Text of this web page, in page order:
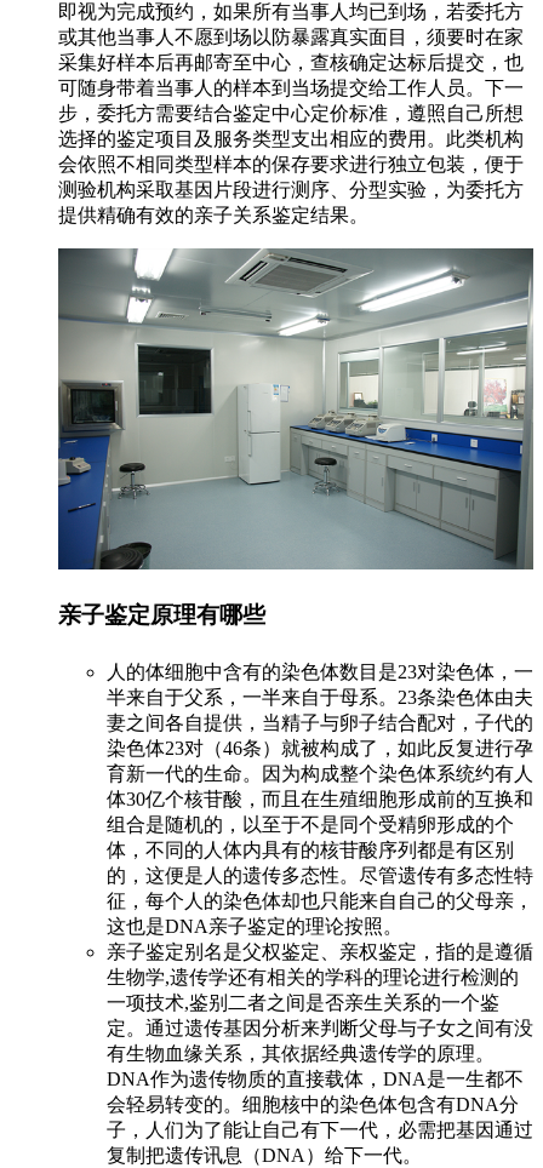
即视为完成预约，如果所有当事人均已到场，若委托方
或其他当事人不愿到场以防暴露真实面目，须要时在家
采集好样本后再邮寄至中心，查核确定达标后提交，也
可随身带着当事人的样本到当场提交给工作人员。下一
步，委托方需要结合鉴定中心定价标准，遵照自己所想
选择的鉴定项目及服务类型支出相应的费用。此类机构
会依照不相同类型样本的保存要求进行独立包装，便于
测验机构采取基因片段进行测序、分型实验，为委托方
提供精确有效的亲子关系鉴定结果。
亲子鉴定原理有哪些
人的体细胞中含有的染色体数目是23对染色体，一
半来自于父系，一半来自于母系。23条染色体由夫
妻之间各自提供，当精子与卵子结合配对，子代的
染色体23对（46条）就被构成了，如此反复进行孕
育新一代的生命。因为构成整个染色体系统约有人
体30亿个核苷酸，而且在生殖细胞形成前的互换和
组合是随机的，以至于不是同个受精卵形成的个
体，不同的人体内具有的核苷酸序列都是有区别
的，这便是人的遗传多态性。尽管遗传有多态性特
征，每个人的染色体却也只能来自自己的父母亲，
这也是DNA亲子鉴定的理论按照。
亲子鉴定别名是父权鉴定、亲权鉴定，指的是遵循
生物学,遗传学还有相关的学科的理论进行检测的
一项技术,鉴别二者之间是否亲生关系的一个鉴
定。通过遗传基因分析来判断父母与子女之间有没
有生物血缘关系，其依据经典遗传学的原理。
DNA作为遗传物质的直接载体，DNA是一生都不
会轻易转变的。细胞核中的染色体包含有DNA分
子，人们为了能让自己有下一代，必需把基因通过
复制把遗传讯息（DNA）给下一代。